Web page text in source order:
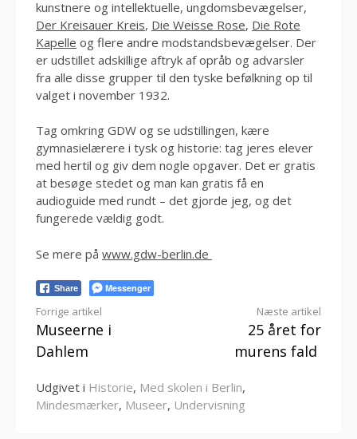
kunstnere og intellektuelle, ungdomsbevægelser,
Der Kreisauer Kreis, Die Weisse Rose, Die Rote
Kapelle og flere andre modstandsbevægelser. Der
er udstillet adskillige aftryk af opråb og advarsler
fra alle disse grupper til den tyske befølkning op til
valget i november 1932.
Tag omkring GDW og se udstillingen, kære
gymnasielærere i tysk og historie: tag jeres elever
med hertil og giv dem nogle opgaver. Det er gratis
at besøge stedet og man kan gratis få en
audioguide med rundt – det gjorde jeg, og det
fungerede vældig godt.
Se mere på www.gdw-berlin.de
Share Messenger
Læs
videre
Forrige artikel
Museerne i
Dahlem
Næste artikel
25 året for
murens fald
Udgivet i Historie, Med skolen i Berlin,
Mindesmærker, Museer, Undervisning